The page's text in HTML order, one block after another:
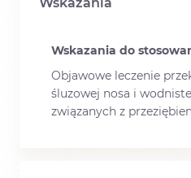
Wskazania do
Objawowe leczenie
śluzowej nosa i
związanych z